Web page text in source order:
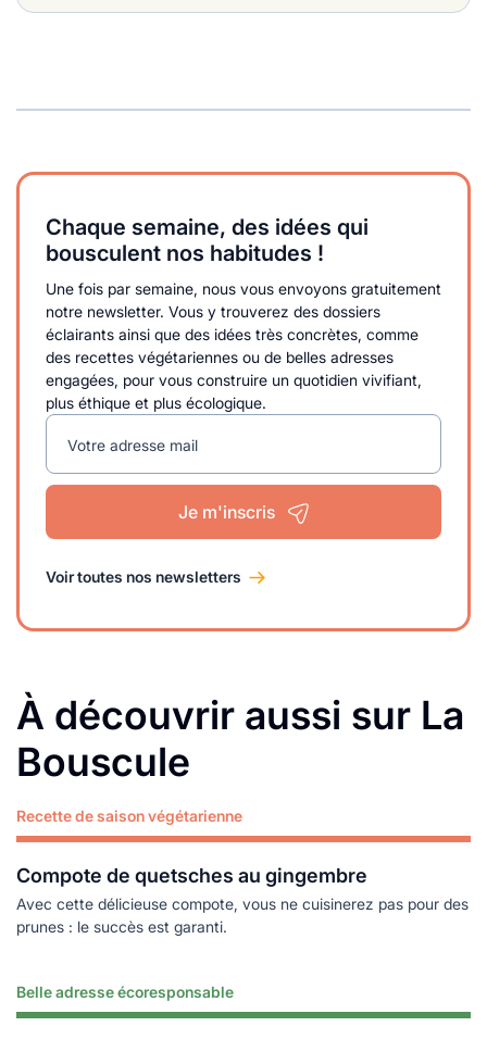
Chaque semaine, des idées qui
bousculent nos habitudes !
Une fois par semaine, nous vous envoyons gratuitement
notre newsletter. Vous y trouverez des dossiers
éclairants ainsi que des idées très concrètes, comme
des recettes végétariennes ou de belles adresses
engagées, pour vous construire un quotidien vivifiant,
plus éthique et plus écologique.
Votre adresse mail
Je m'inscris
Voir toutes nos newsletters
À découvrir aussi sur La
Bouscule
Recette de saison végétarienne
Compote de quetsches au gingembre
Avec cette délicieuse compote, vous ne cuisinerez pas pour des
prunes : le succès est garanti.
Lire plus
Belle adresse écoresponsable
Lire plus